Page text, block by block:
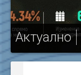
Актуално